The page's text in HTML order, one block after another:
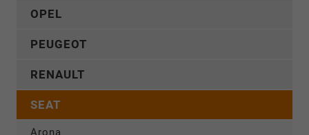
OPEL
PEUGEOT
RENAULT
SEAT
Arona